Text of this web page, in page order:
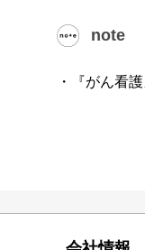
note
・『がん看